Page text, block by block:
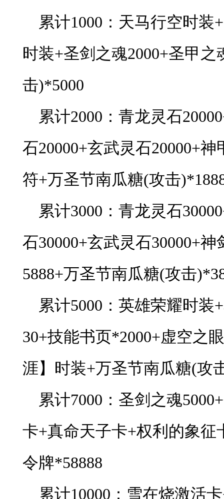
累计1000：天马行空时
时装+圣剑之魂2000+圣甲
击)*5000
累计2000：青龙灵石
石20000+玄武灵石20000+
符+万圣节南瓜糖(攻击
累计3000：青龙灵石
石30000+玄武灵石30000+
5888+万圣节南瓜糖(攻击
累计5000：英雄荣耀时装
30+技能书页*2000+虚空之
涯】时装+万圣节南瓜糖(攻
累计7000：圣剑之魂
卡+真命天子卡+权利的象征
令牌*58888
累计10000：雪在烧激活